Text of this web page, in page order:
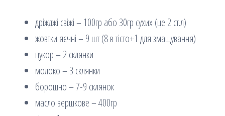
дріжджі свіжі – 100гр або 30гр сухих (це 2 ст.л)
жовтки яєчні – 9 шт (8 в тісто+1 для змащування)
цукор – 2 склянки
молоко – 3 склянки
борошно – 7-9 склянок
масло вершкове – 400гр